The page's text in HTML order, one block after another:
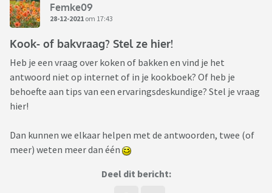
Femke09
28-12-2021 om 17:43
Kook- of bakvraag? Stel ze hier!
Heb je een vraag over koken of bakken en vind je het
antwoord niet op internet of in je kookboek? Of heb je
behoefte aan tips van een ervaringsdeskundige? Stel je vraag
hier!
Dan kunnen we elkaar helpen met de antwoorden, twee (of
meer) weten meer dan één
Deel dit bericht: